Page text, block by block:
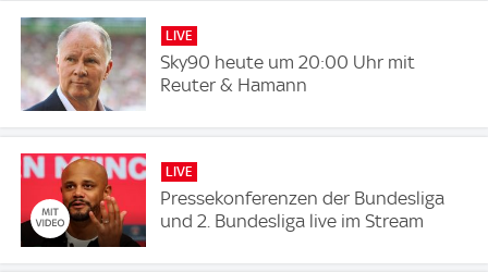
LIVE
Sky90 heute um 20:00 Uhr mit
Reuter & Hamann
LIVE
Pressekonferenzen der Bundesliga
und 2. Bundesliga live im Stream